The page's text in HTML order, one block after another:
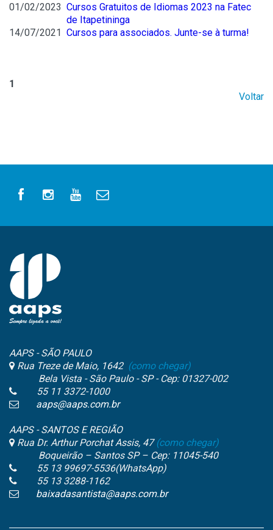
01/02/2023 Cursos Gratuitos de Idiomas 2023 na Fatec
de Itapetininga
14/07/2021 Cursos para associados. Junte-se à turma!
1
Voltar
AAPS - SÃO PAULO
Rua Treze de Maio, 1642 (como chegar)
Bela Vista - São Paulo - SP - Cep: 01327-002
55 11 3372-1000
aaps@aaps.com.br
AAPS - SANTOS E REGIÃO
Rua Dr. Arthur Porchat Assis, 47(como chegar)
Boqueirão – Santos SP – Cep: 11045-540
55 13 99697-5536(WhatsApp)
55 13 3288-1162
baixadasantista@aaps.com.br